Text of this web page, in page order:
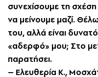
συνεχίσουμε τη σχέση
να μείνουμε μαζί.
του, αλλά είναι
«αδερφό» μου; Στο
παρατήσει.
– Eλευθερία K.,